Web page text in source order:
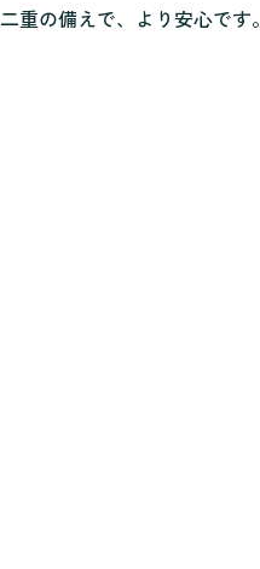
二重の備えで、より安心です。